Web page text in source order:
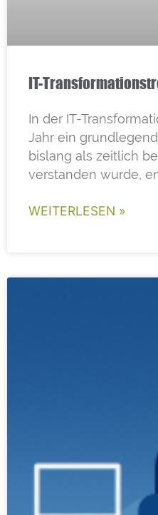
IT-
In der IT-
Jahr ein
bislang als zeitlich
verstanden wurde,
WEITERLESEN »